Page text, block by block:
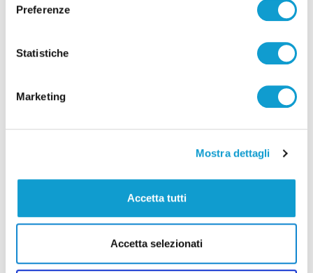
Preferenze
Statistiche
Marketing
Mostra dettagli
Accetta tutti
Accetta selezionati